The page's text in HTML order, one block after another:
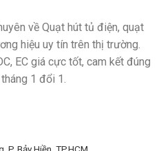
về Quạt hút tủ điện, quạt
hiệu uy tín trên thị trường.
EC giá cực tốt, cam kết đúng
1 đổi 1.